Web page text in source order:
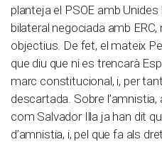
planteja el PSOE amb
bilateral negociada amb
objectius. De fet, el mateix
que diu que ni es trencarà
marc constitucional, i, per
descartada. Sobre
com Salvador Illa ja han dit
d’amnistia, i, pel que fa als